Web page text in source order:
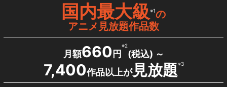
国内最大級※1の
アニメ見放題作品数
月額660 円
※2
(税込) ～
7,400作品以上が見放題※3